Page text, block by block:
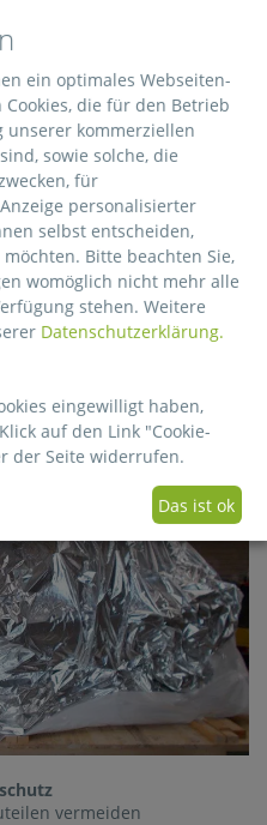
Schrumpfen
vermeiden
ein optimales Webseiten-
die für den Betrieb
unserer kommerziellen
sowie solche, die
für
personalisierter
selbst entscheiden,
Bitte beachten Sie,
womöglich nicht mehr alle
stehen. Weitere
Datenschutzerklärung.
eingewilligt haben,
auf den Link "Cookie-
der Seite widerrufen.
Das ist ok